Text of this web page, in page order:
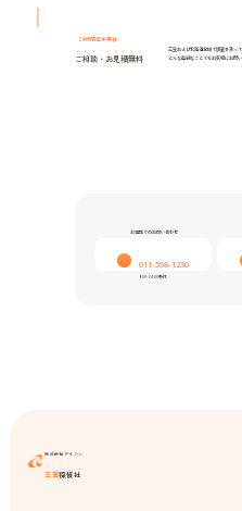
24時間年中無休
ご相談 ・ お見積無料
三笠および北海道全域で調査を承って
どんな些細なことでもお気軽にお問い
お電話でのお問い合わせ
011-598-1230
9:00-24:00受付
株式会社アイシン
三笠探偵社